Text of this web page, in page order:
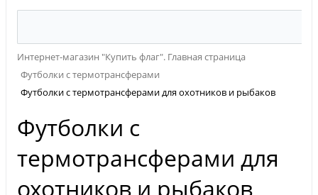
Интернет-магазин "Купить флаг". Главная страница
Футболки с термотрансферами
Футболки с термотрансферами для охотников и рыбаков
Футболки с
термотрансферами для
охотников и рыбаков